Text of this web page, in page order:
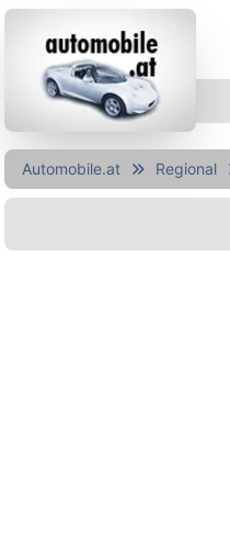
Automobile.at Regional